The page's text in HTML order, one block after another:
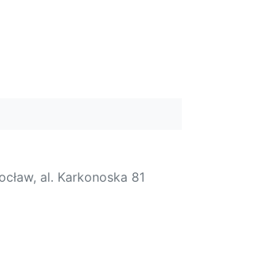
al. Karkonoska 81